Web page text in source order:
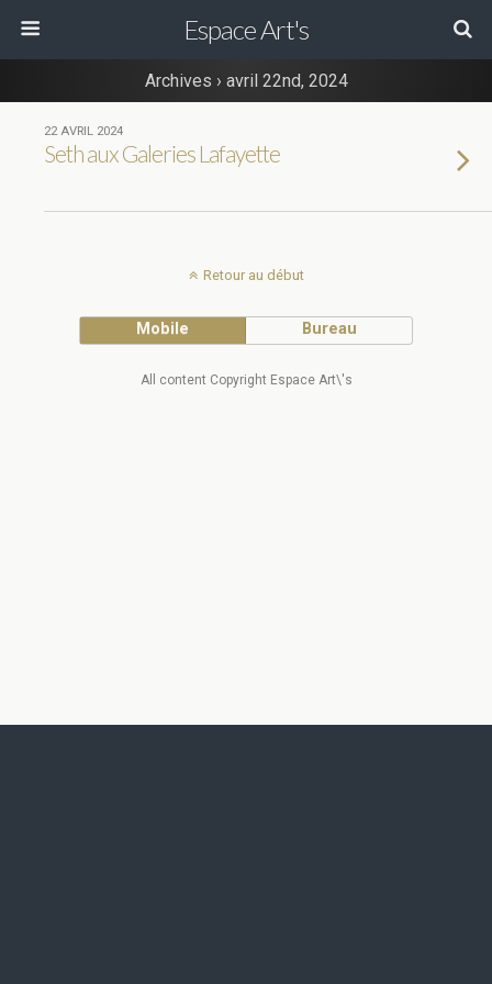
Espace Art's
Archives › avril 22nd, 2024
22 AVRIL 2024
Seth aux Galeries Lafayette
Retour au début
Mobile Bureau
All content Copyright Espace Art\'s